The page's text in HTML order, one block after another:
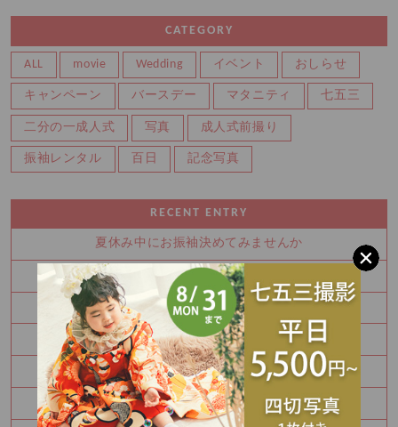
CATEGORY
ALL movie Wedding イベント おしらせ
キャンペーン バースデー マタニティ 七五三
二分の一成人式 写真 成人式前撮り
振袖レンタル 百日 記念写真
RECENT ENTRY
夏休み中にお振袖決めてみませんか
8月 夏の特別展示会 ご予約枠残りわずかです！！
Half Birthday‪‪*°♡
8月 振袖特別展示会 ご予約受付中です！！
Happy Birthday🎉
七五三詣りの神社紹介⛩️